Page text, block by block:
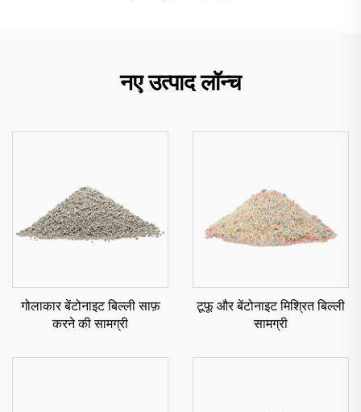
नए उत्पाद लॉन्च
गोलाकार बेंटोनाइट बिल्ली साफ़
करने की सामग्री
टूफू और बेंटोनाइट मिश्रित बिल्ली
सामग्री